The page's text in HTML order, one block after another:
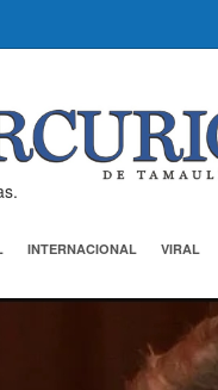
INTERNACIONAL VIRAL